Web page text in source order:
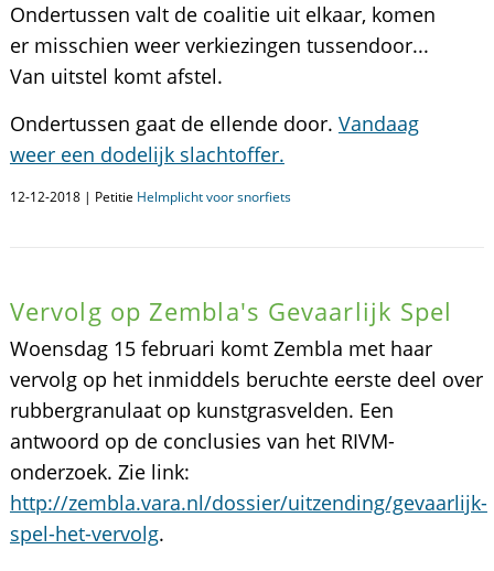
Ondertussen valt de coalitie uit elkaar, komen
er misschien weer verkiezingen tussendoor...
Van uitstel komt afstel.
Ondertussen gaat de ellende door. Vandaag
weer een dodelijk slachtoffer.
12-12-2018 | Petitie Helmplicht voor snorfiets
Vervolg op Zembla's Gevaarlijk Spel
Woensdag 15 februari komt Zembla met haar
vervolg op het inmiddels beruchte eerste deel over
rubbergranulaat op kunstgrasvelden. Een
antwoord op de conclusies van het RIVM-
onderzoek. Zie link:
http://zembla.vara.nl/dossier/uitzending/gevaarlijk-
spel-het-vervolg.